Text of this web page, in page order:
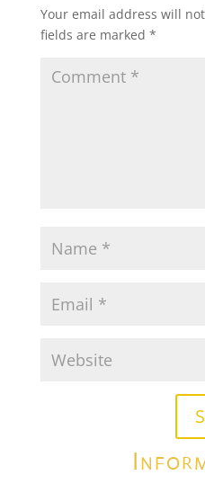
Your email address will
fields are marked *